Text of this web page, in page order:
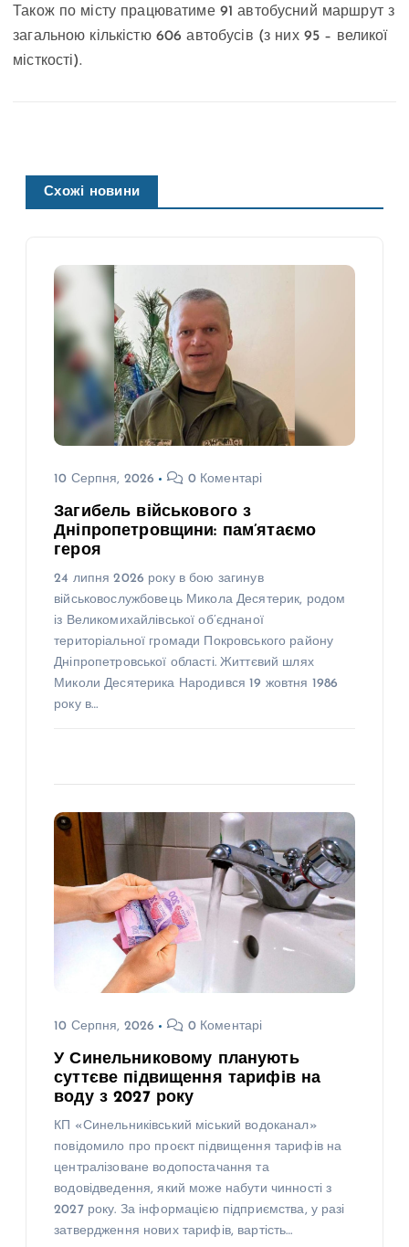
Також по місту працюватиме 91 автобусний маршрут з
загальною кількістю 606 автобусів (з них 95 – великої
місткості).
Схожі новини
10 Серпня, 2026 0 Коментарі
Загибель військового з
Дніпропетровщини: пам’ятаємо
героя
24 липня 2026 року в бою загинув
військовослужбовець Микола Десятерик, родом
із Великомихайлівської об’єднаної
територіальної громади Покровського району
Дніпропетровської області. Життєвий шлях
Миколи Десятерика Народився 19 жовтня 1986
року в…
10 Серпня, 2026 0 Коментарі
У Синельниковому планують
суттєве підвищення тарифів на
воду з 2027 року
КП «Синельниківський міський водоканал»
повідомило про проєкт підвищення тарифів на
централізоване водопостачання та
водовідведення, який може набути чинності з
2027 року. За інформацією підприємства, у разі
затвердження нових тарифів, вартість…